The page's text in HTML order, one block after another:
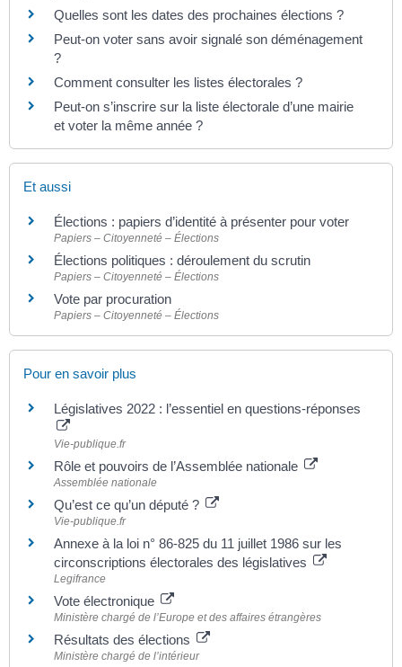
Quelles sont les dates des prochaines élections ?
Peut-on voter sans avoir signalé son déménagement
?
Comment consulter les listes électorales ?
Peut-on s’inscrire sur la liste électorale d’une mairie
et voter la même année ?
Et aussi
Élections : papiers d’identité à présenter pour voter
Papiers – Citoyenneté – Élections
Élections politiques : déroulement du scrutin
Papiers – Citoyenneté – Élections
Vote par procuration
Papiers – Citoyenneté – Élections
Pour en savoir plus
Législatives 2022 : l’essentiel en questions-réponses
Vie-publique.fr
Rôle et pouvoirs de l’Assemblée nationale
Assemblée nationale
Qu’est ce qu’un député ?
Vie-publique.fr
Annexe à la loi n° 86-825 du 11 juillet 1986 sur les
circonscriptions électorales des législatives
Legifrance
Vote électronique
Ministère chargé de l’Europe et des affaires étrangères
Résultats des élections
Ministère chargé de l’intérieur